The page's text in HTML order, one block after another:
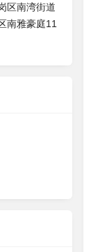
区南湾街道
南雅豪庭11